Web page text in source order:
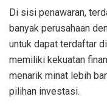
Di sisi penawaran,
banyak perusahaan
untuk dapat terdaftar
memiliki kekuatan
menarik minat lebih
pilihan investasi.